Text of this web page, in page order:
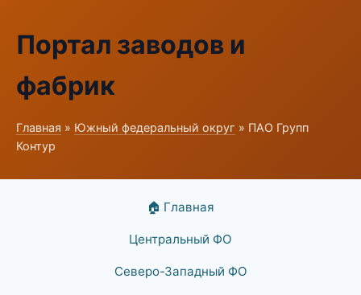
Портал заводов и
фабрик
Главная » Южный федеральный округ » ПАО Групп
Контур
🏠 Главная
Центральный ФО
Северо-Западный ФО